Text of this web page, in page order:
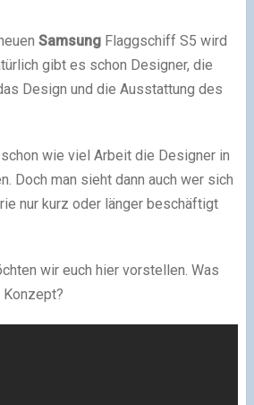
SamsungFlaggschiff S5 wird
gibt es schon Designer, die
Design und die Ausstattung des
wie viel Arbeit die Designer in
Doch man sieht dann auch wer sich
nur kurz oder länger beschäftigt
wir euch hier vorstellen. Was